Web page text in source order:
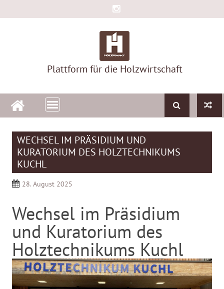
to
Plattform für die Holzwirtschaft
WECHSEL IM PRÄSIDIUM UND
KURATORIUM DES HOLZTECHNIKUMS
KUCHL
28. August 2025
Wechsel im Präsidium
und Kuratorium des
Holztechnikums Kuchl